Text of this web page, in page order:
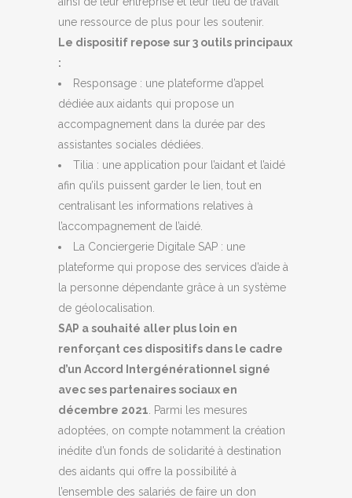
une ressource de plus pour les soutenir.
Le dispositif repose sur 3 outils principaux
:
Responsage : une plateforme d’appel
dédiée aux aidants qui propose un
accompagnement dans la durée par des
assistantes sociales dédiées.
Tilia : une application pour l’aidant et l’aidé
afin qu’ils puissent garder le lien, tout en
centralisant les informations relatives à
l’accompagnement de l’aidé.
La Conciergerie Digitale SAP : une
plateforme qui propose des services d’aide à
la personne dépendante grâce à un système
de géolocalisation.
SAP a souhaité aller plus loin en
renforçant ces dispositifs dans le cadre
d’un Accord Intergénérationnel signé
avec ses partenaires sociaux en
décembre 2021 . Parmi les mesures
adoptées, on compte notamment la création
inédite d’un fonds de solidarité à destination
des aidants qui offre la possibilité à
l’ensemble des salariés de faire un don